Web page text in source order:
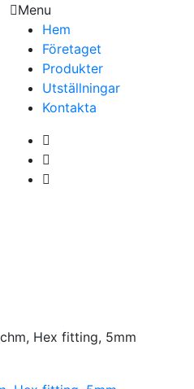
Menu
Hem
Företaget
Produkter
Utställningar
Kontakta
Hex fitting, 5mm